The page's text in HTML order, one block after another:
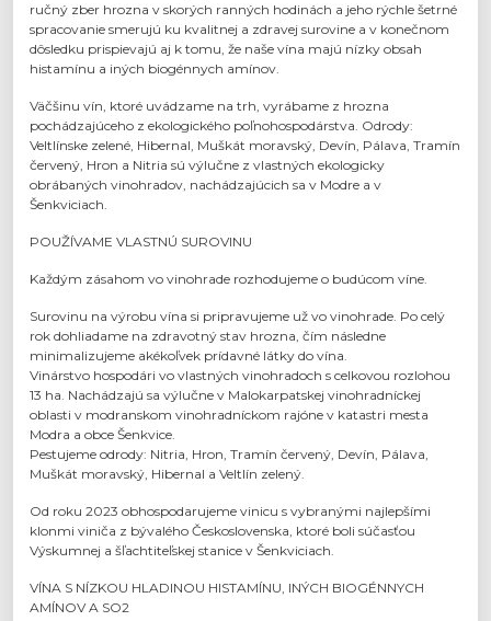
ručný zber hrozna v skorých ranných hodinách a jeho rýchle šetrné
spracovanie smerujú ku kvalitnej a zdravej surovine a v konečnom
dôsledku prispievajú aj k tomu, že naše vína majú nízky obsah
histamínu a iných biogénnych amínov.
Väčšinu vín, ktoré uvádzame na trh, vyrábame z hrozna
pochádzajúceho z ekologického poľnohospodárstva. Odrody:
Veltlínske zelené, Hibernal, Muškát moravský, Devín, Pálava, Tramín
červený, Hron a Nitria sú výlučne z vlastných ekologicky
obrábaných vinohradov, nachádzajúcich sa v Modre a v
Šenkviciach.
POUŽÍVAME VLASTNÚ SUROVINU
Každým zásahom vo vinohrade rozhodujeme o budúcom víne.
Surovinu na výrobu vína si pripravujeme už vo vinohrade. Po celý
rok dohliadame na zdravotný stav hrozna, čím následne
minimalizujeme akékoľvek prídavné látky do vína.
Vinárstvo hospodári vo vlastných vinohradoch s celkovou rozlohou
13 ha. Nachádzajú sa výlučne v Malokarpatskej vinohradníckej
oblasti v modranskom vinohradníckom rajóne v katastri mesta
Modra a obce Šenkvice.
Pestujeme odrody: Nitria, Hron, Tramín červený, Devín, Pálava,
Muškát moravský, Hibernal a Veltlín zelený.
Od roku 2023 obhospodarujeme vinicu s vybranými najlepšími
klonmi viniča z bývalého Československa, ktoré boli súčasťou
Výskumnej a šľachtiteľskej stanice v Šenkviciach.
VÍNA S NÍZKOU HLADINOU HISTAMÍNU, INÝCH BIOGÉNNYCH
AMÍNOV A SO2